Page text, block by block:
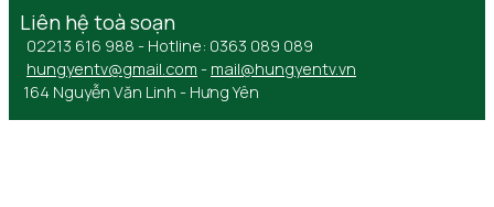
Liên hệ toà soạn
02213 616 988 - Hotline: 0363 089 089
hungyentv@gmail.com - mail@hungyentv.vn
164 Nguyễn Văn Linh - Hưng Yên